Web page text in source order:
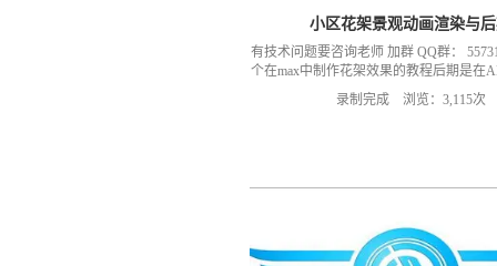
小区花架景观动画渲染与
有技术问题要咨询老师 加群 QQ群：
个在max中制作花架效果的教程后期是在
后面我们会陆续更新新的教程
录制完成 浏览：3,115次